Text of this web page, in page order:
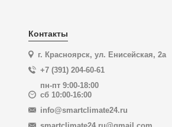
Контакты
г. Красноярск, ул. Енисейская, 2а
+7 (391) 204-60-61
пн-пт 9:00-18:00
сб 10:00-16:00
info@smartclimate24.ru